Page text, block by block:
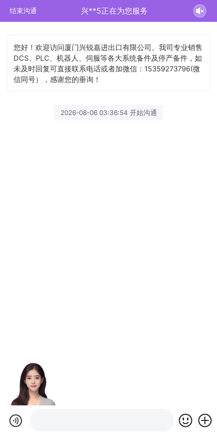
结束沟通 兴**5正在为您服务
您好！欢迎访问厦门兴锐嘉进出口有限公司。我司专业销售
DCS、PLC、机器人、伺服等各大系统备件及停产备件，如
未及时回复可直接联系电话或者加微信：15359273796(微
信同号），感谢您的垂询！
2026-08-06 03:36:54 开始沟通